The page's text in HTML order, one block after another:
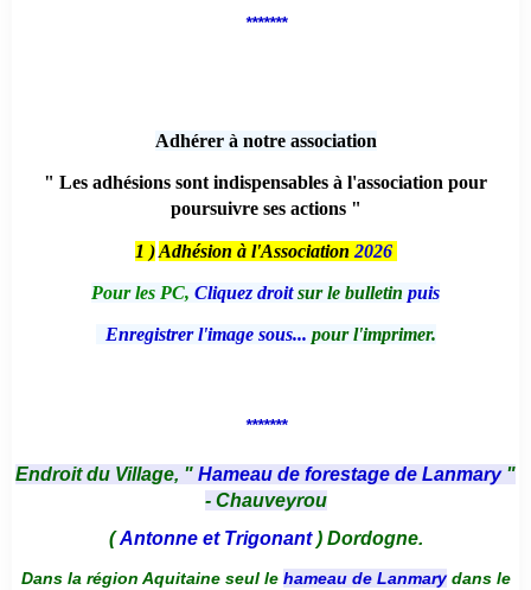
*******
Adhérer à notre association
" Les adhésions sont indispensables à l'association pour
poursuivre ses actions "
1 ) Adhésion à l'Association 2026
Pour les PC, Cliquez droitsur le bulletin puis
Enregistrer l'image sous... pour l'imprimer.
*******
Endroit du Village, " Hameau de forestage de Lanmary "
- Chauveyrou
(Antonne et Trigonant) Dordogne.
Dans la région Aquitaine seul le hameau de Lanmarydans le